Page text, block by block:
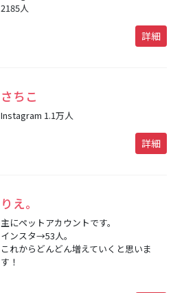
2185人
詳細
さちこ
Instagram 1.1万人
詳細
りえ。
主にペットアカウントです。
インスタ→53人。
これからどんどん増えていくと思いま
す！